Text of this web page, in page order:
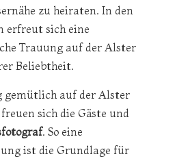
zu heiraten. In den
erfreut sich eine
Trauung auf der Alster
Beliebtheit.
gemütlich auf der Alster
sich die Gäste und
. So eine
ist die Grundlage für